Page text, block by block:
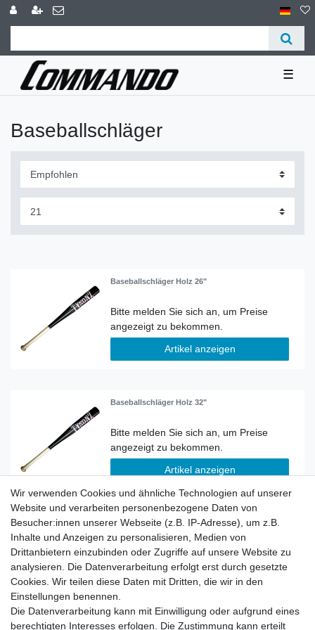
☰
Baseballschläger
Baseballschläger Holz 26"
Artikel anzeigen
Baseballschläger Holz 32"
Artikel anzeigen
Baseballschläger Tysonz Alu (mit Logodruck)
Wir verwenden Cookies und ähnliche Technologien auf unserer
Website und verarbeiten personenbezogene Daten von
Besucher:innen unserer Webseite (z.B. IP-Adresse), um z.B.
Inhalte und Anzeigen zu personalisieren, Medien von
Drittanbietern einzubinden oder Zugriffe auf unsere Website zu
analysieren. Die Datenverarbeitung erfolgt erst durch gesetzte
Cookies. Wir teilen diese Daten mit Dritten, die wir in den
Einstellungen benennen.
Die Datenverarbeitung kann mit Einwilligung oder aufgrund eines
berechtigten Interesses erfolgen. Die Zustimmung kann erteilt